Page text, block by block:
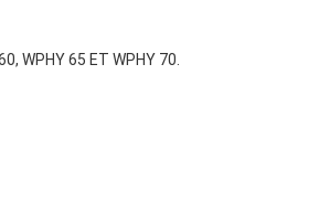
WPHY 65 ET WPHY 70.